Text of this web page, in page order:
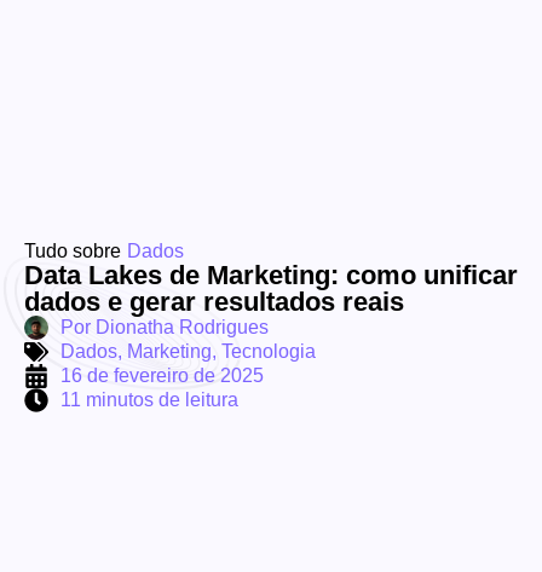
Tudo sobre Dados
Data Lakes de Marketing: como unificar
dados e gerar resultados reais
Por Dionatha Rodrigues
Dados, Marketing, Tecnologia
16 de fevereiro de 2025
11 minutos de leitura